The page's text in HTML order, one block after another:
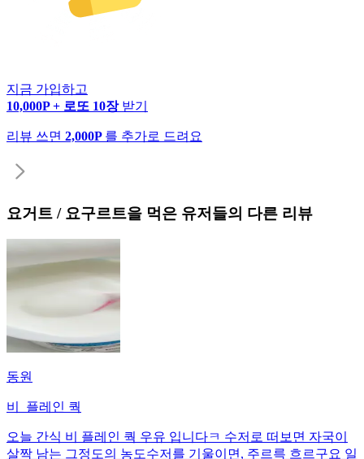
지금 가입하고
10,000P + 로또 10장 받기
리뷰 쓰면 2,000P 를 추가로 드려요
요거트 / 요구르트을 먹은 유저들의 다른 리뷰
동원
비_플레인 쿽
오늘 간식 비 플레인 쿽 우유 입니다ㅋ 수저로 떠보면 자국이
살짝 남는 그정도의 농도수저를 기울이면, 주르륵 흐르구요 일